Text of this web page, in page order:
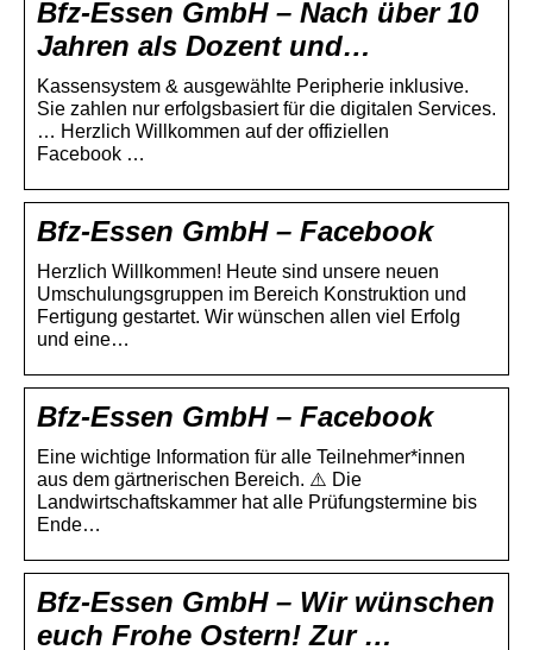
Bfz-Essen GmbH – Nach über 10
Jahren als Dozent und…
Kassensystem & ausgewählte Peripherie inklusive.
Sie zahlen nur erfolgsbasiert für die digitalen Services.
… Herzlich Willkommen auf der offiziellen
Facebook …
Bfz-Essen GmbH – Facebook
Herzlich Willkommen! Heute sind unsere neuen
Umschulungsgruppen im Bereich Konstruktion und
Fertigung gestartet. Wir wünschen allen viel Erfolg
und eine…
Bfz-Essen GmbH – Facebook
Eine wichtige Information für alle Teilnehmer*innen
aus dem gärtnerischen Bereich. ⚠️ Die
Landwirtschaftskammer hat alle Prüfungstermine bis
Ende…
Bfz-Essen GmbH – Wir wünschen
euch Frohe Ostern! Zur …